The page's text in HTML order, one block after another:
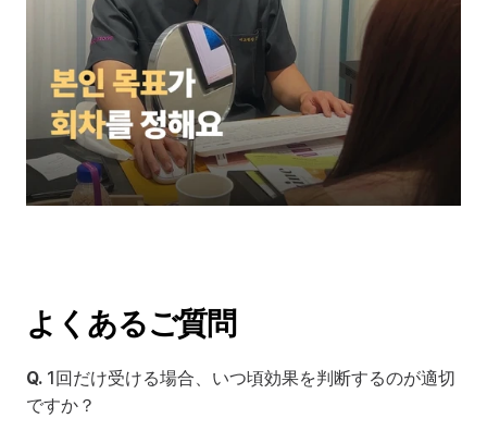
よくあるご質問
Q. 1回だけ受ける場合、いつ頃効果を判断するのが適切
ですか？